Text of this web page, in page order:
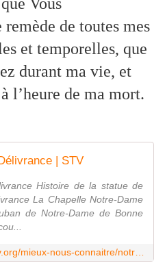
de toutes mes
et temporelles, que
durant ma vie, et
l’heure de ma mort.
| STV
Histoire de la statue de
La Chapelle Notre-Dame
de Notre-Dame de Bonne